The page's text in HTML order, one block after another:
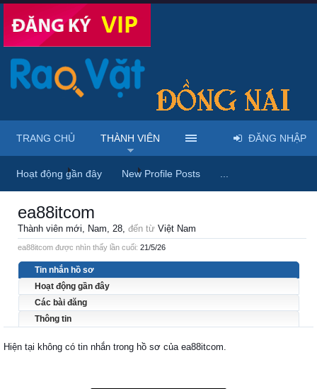
Trang chủ Thành viên ea88itcom
ea88itcom
Thành viên mới, Nam, 28, đến từ Việt Nam
ea88itcom được nhìn thấy lần cuối: 21/5/26
Tin nhắn hồ sơ
Hoạt động gần đây
Các bài đăng
Thông tin
Hiện tại không có tin nhắn trong hồ sơ của ea88itcom.
TRANG CHỦ THÀNH VIÊN
Hoạt động gần đây New Profile Posts
ĐĂNG NHẬP